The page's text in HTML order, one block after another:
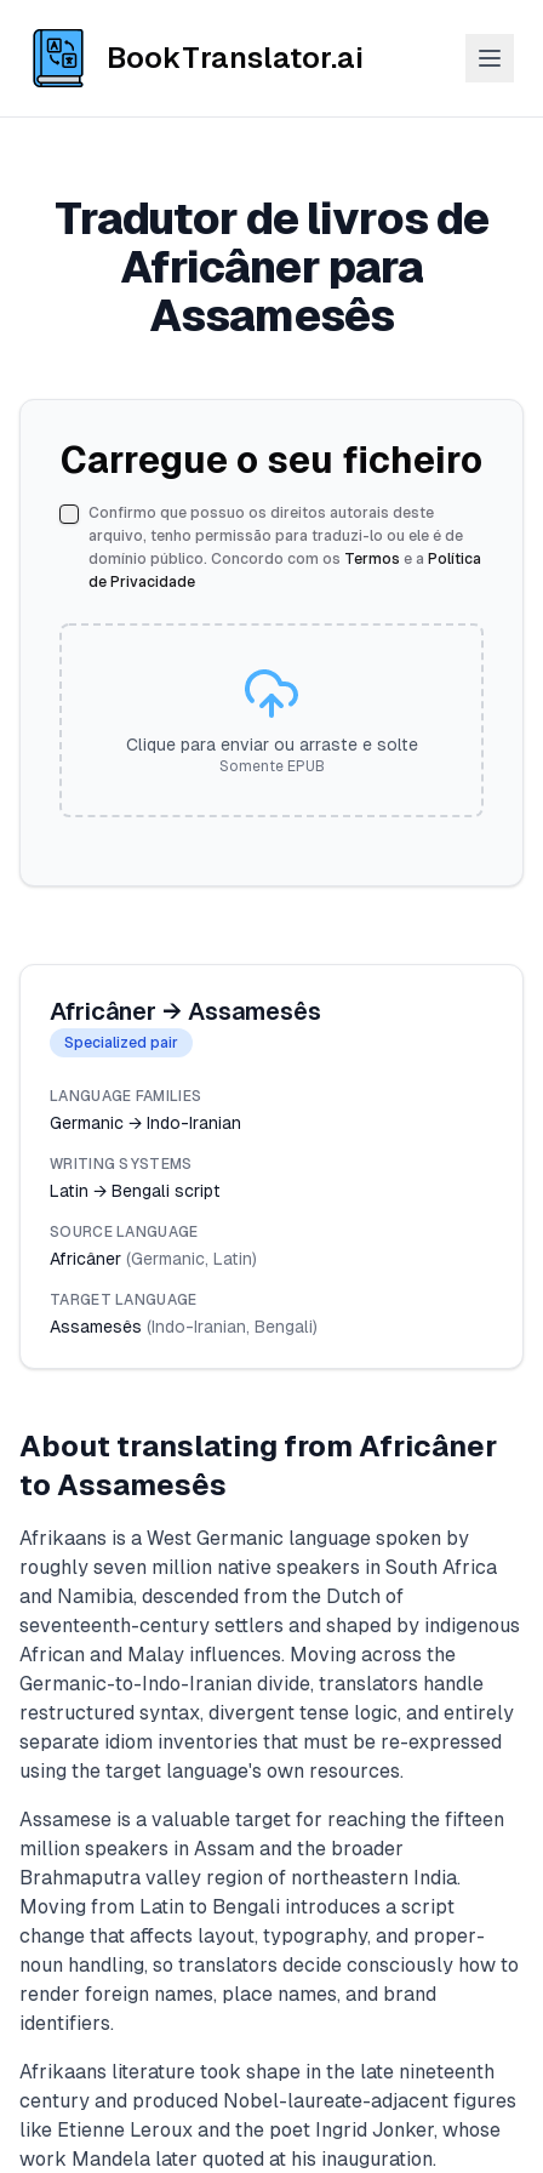
BookTranslator.ai
Tradutor de livros de
Africâner para
Assamesês
Carregue o seu ficheiro
Confirmo que possuo os direitos autorais deste
arquivo, tenho permissão para traduzi-lo ou ele é de
domínio público. Concordo com os Termos e a Política
de Privacidade
Clique para enviar ou arraste e solte
Somente EPUB
Africâner → Assamesês
Specialized pair
LANGUAGE FAMILIES
Germanic → Indo-Iranian
WRITING SYSTEMS
Latin → Bengali script
SOURCE LANGUAGE
Africâner (Germanic, Latin)
TARGET LANGUAGE
Assamesês (Indo-Iranian, Bengali)
About translating from Africâner
to Assamesês
Afrikaans is a West Germanic language spoken by
roughly seven million native speakers in South Africa
and Namibia, descended from the Dutch of
seventeenth-century settlers and shaped by indigenous
African and Malay influences. Moving across the
Germanic-to-Indo-Iranian divide, translators handle
restructured syntax, divergent tense logic, and entirely
separate idiom inventories that must be re-expressed
using the target language's own resources.
Assamese is a valuable target for reaching the fifteen
million speakers in Assam and the broader
Brahmaputra valley region of northeastern India.
Moving from Latin to Bengali introduces a script
change that affects layout, typography, and proper-
noun handling, so translators decide consciously how to
render foreign names, place names, and brand
identifiers.
Afrikaans literature took shape in the late nineteenth
century and produced Nobel-laureate-adjacent figures
like Etienne Leroux and the poet Ingrid Jonker, whose
work Mandela later quoted at his inauguration.